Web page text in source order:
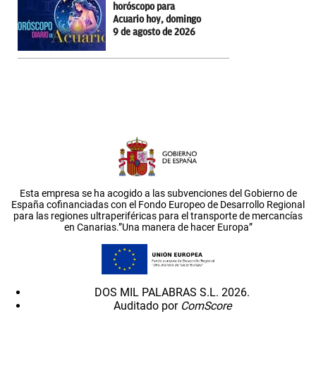
horóscopo para
Acuario hoy, domingo
9 de agosto de 2026
Esta empresa se ha acogido a las subvenciones del Gobierno de
España cofinanciadas con el Fondo Europeo de Desarrollo Regional
para las regiones ultraperiféricas para el transporte de mercancías
en Canarias.”Una manera de hacer Europa”
DOS MIL PALABRAS S.L. 2026.
Auditado por ComScore